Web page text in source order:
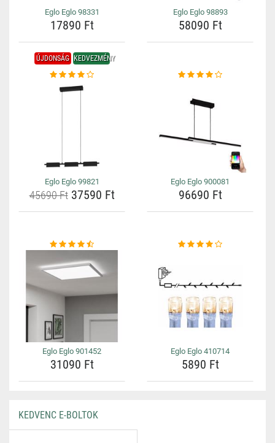
Eglo Eglo 98331
17890 Ft
Eglo Eglo 98893
58090 Ft
ÚJDONSÁG KEDVEZMÉNY
Eglo Eglo 99821
45690 Ft37590 Ft
Eglo Eglo 900081
96690 Ft
Eglo Eglo 901452
31090 Ft
Eglo Eglo 410714
5890 Ft
KEDVENC E-BOLTOK